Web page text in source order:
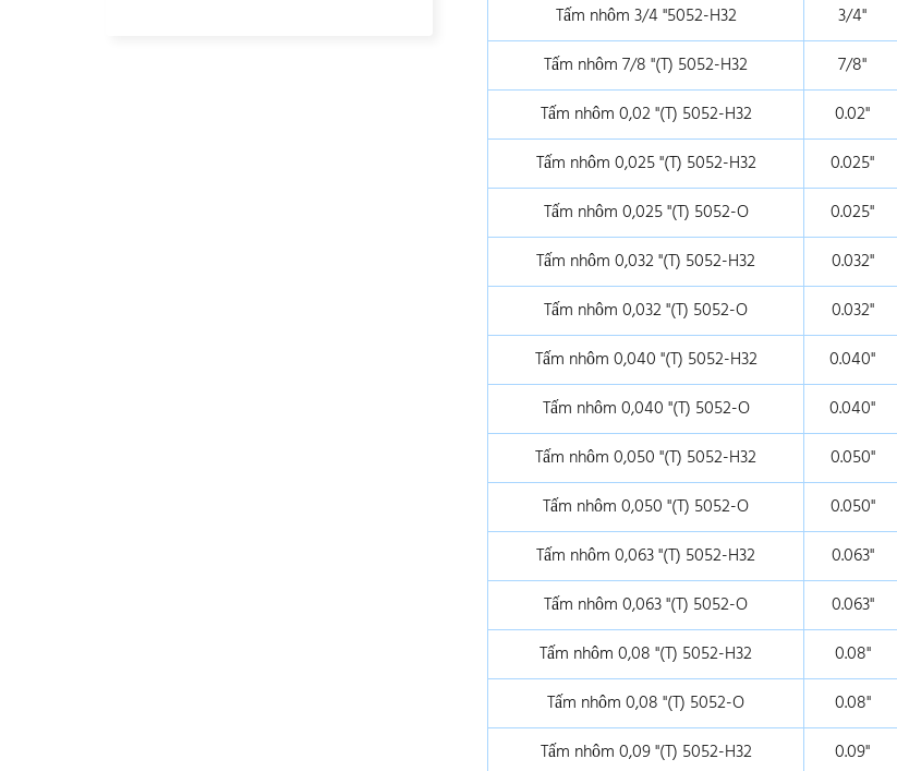
Tấm nhôm 3/4 "5052-H32
3/4"
Tấm nhôm 7/8 "(T) 5052-H32
7/8"
Tấm nhôm 0,02 "(T) 5052-H32
0.02"
Tấm nhôm 0,025 "(T) 5052-H32
0.025"
Tấm nhôm 0,025 "(T) 5052-O
0.025"
Tấm nhôm 0,032 "(T) 5052-H32
0.032"
Tấm nhôm 0,032 "(T) 5052-O
0.032"
Tấm nhôm 0,040 "(T) 5052-H32
0.040"
Tấm nhôm 0,040 "(T) 5052-O
0.040"
Tấm nhôm 0,050 "(T) 5052-H32
0.050"
Tấm nhôm 0,050 "(T) 5052-O
0.050"
Tấm nhôm 0,063 "(T) 5052-H32
0.063"
Tấm nhôm 0,063 "(T) 5052-O
0.063"
Tấm nhôm 0,08 "(T) 5052-H32
0.08"
Tấm nhôm 0,08 "(T) 5052-O
0.08"
Tấm nhôm 0,09 "(T) 5052-H32
0.09"